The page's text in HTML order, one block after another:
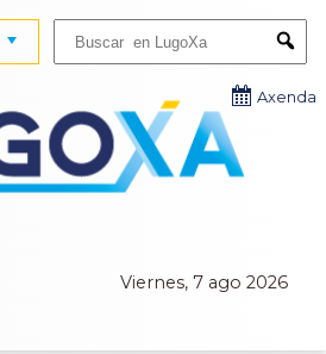
Viernes, 7 ago 2026
Axenda